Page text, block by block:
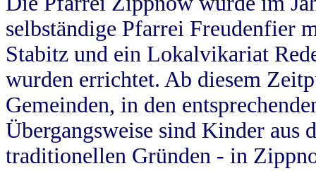
selbständige Pfarrei Freudenfier
Stabitz und ein Lokalvikariat
wurden errichtet. Ab diesem
Gemeinden, in den
Übergangsweise sind Kinder aus
traditionellen Gründen - in